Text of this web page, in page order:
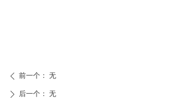
ꄴ 前一个： 无
ꄲ 后一个： 无